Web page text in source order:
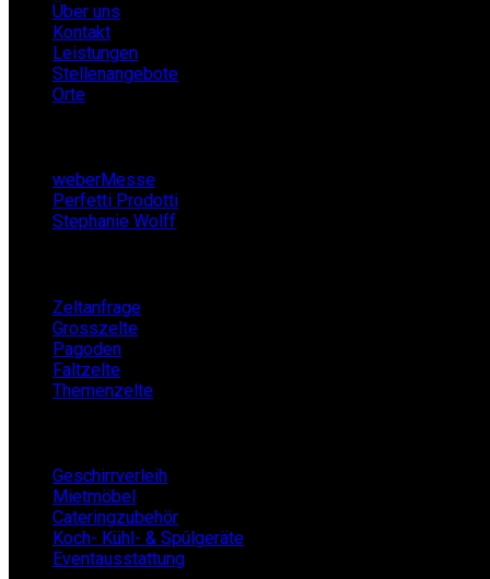
Über uns
Kontakt
Leistungen
Stellenangebote
Orte
weberMesse
Perfetti Prodotti
Stephanie Wolff
Zeltanfrage
Grosszelte
Pagoden
Faltzelte
Themenzelte
Geschirrverleih
Mietmöbel
Cateringzubehör
Koch- Kühl- & Spülgeräte
Eventausstattung